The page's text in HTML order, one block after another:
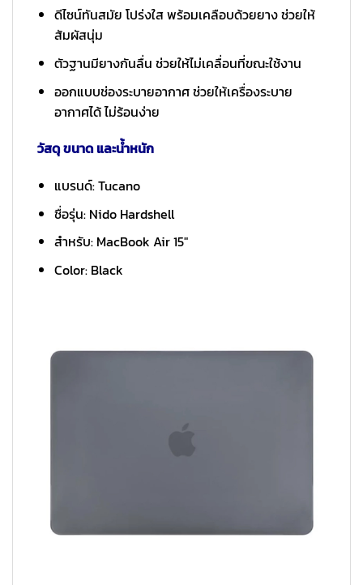
ดีไซน์ทันสมัย โปร่งใส พร้อมเคลือบด้วยยาง ช่วยให้
สัมผัสนุ่ม
ตัวฐานมียางกันลื่น ช่วยให้ไม่เคลื่อนที่ขณะใช้งาน
ออกแบบช่องระบายอากาศ ช่วยให้เครื่องระบาย
อากาศได้ ไม่ร้อนง่าย
วัสดุ ขนาด และน้ำหนัก
แบรนด์: Tucano
ชื่อรุ่น: Nido Hardshell
สำหรับ: MacBook Air 15″
Color: Black